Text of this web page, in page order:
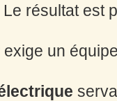
résultat est
exige un